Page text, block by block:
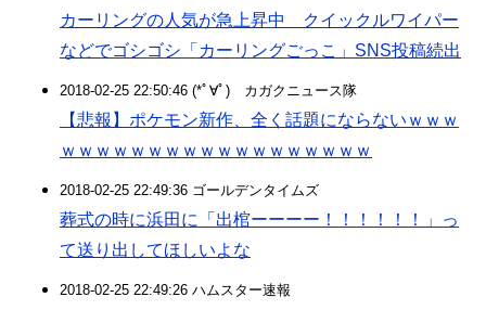
カーリングの人気が急上昇中 クイックルワイパー
などでゴシゴシ「カーリングごっこ」SNS投稿続出
2018-02-25 22:50:46 (*ﾟ∀ﾟ)ゞカガクニュース隊
【悲報】ポケモン新作、全く話題にならないｗｗｗ
ｗｗｗｗｗｗｗｗｗｗｗｗｗｗｗｗｗｗ
2018-02-25 22:49:36 ゴールデンタイムズ
葬式の時に浜田に「出棺ーーーー！！！！！！」っ
て送り出してほしいよな
2018-02-25 22:49:26 ハムスター速報